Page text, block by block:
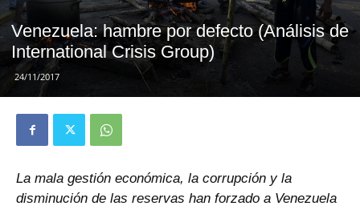
Venezuela: hambre por defecto (Análisis de
International Crisis Group)
24/11/2017
La mala gestión económica, la corrupción y la
disminución de las reservas han forzado a Venezuela